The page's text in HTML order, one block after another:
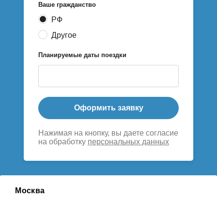
Ваше гражданство
РФ
Другое
Планируемые даты поездки
Оформить заявку
Нажимая на кнопку, вы даете согласие
на обработку персональных данных
Москва